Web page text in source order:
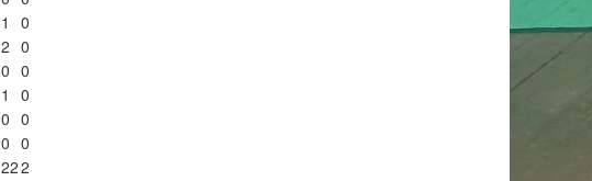
1
0
2 0
0 0
1
0
0 0
0 0
222